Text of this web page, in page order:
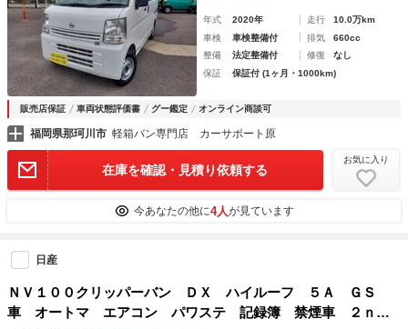
年式 2020年 走行
10.0万km
車検
車検整備付 排気
660cc
整備
法定整備付 修復
なし
保証
保証付 (1ヶ月・1000km)
販売店保証 車両状態評価書 グー鑑定 オンライン商談可
福岡県那珂川市 軽箱バン専門店 カーサポート原
在庫を確認・見積り依頼する
お気に入り
今あなたの他に4人が見ています
日産
ＮＶ１００クリッパーバン ＤＸ ハイルーフ ５Ａ ＧＳ
車 オートマ エアコン パワステ 記録簿 禁煙車 ２ｎｄ